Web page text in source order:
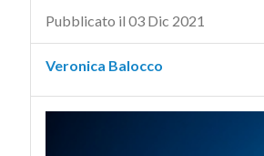
Pubblicato il 03 Dic 2021
Veronica Balocco